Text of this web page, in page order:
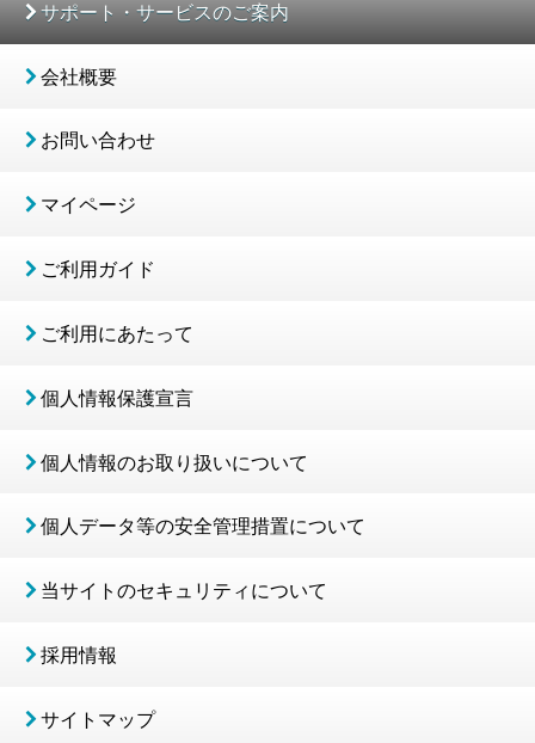
サポート・サービスのご案内
会社概要
お問い合わせ
マイページ
ご利用ガイド
ご利用にあたって
個人情報保護宣言
個人情報のお取り扱いについて
個人データ等の安全管理措置について
当サイトのセキュリティについて
採用情報
サイトマップ